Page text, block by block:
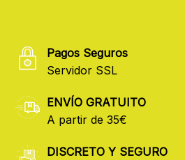
Pagos Seguros
Servidor SSL
ENVÍO GRATUITO
A partir de 35€
DISCRETO Y SEGURO